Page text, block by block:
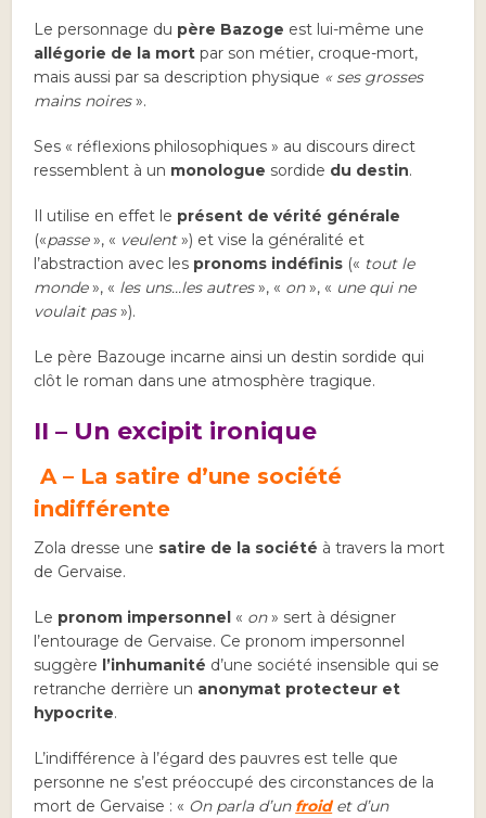
Le personnage du père Bazoge est lui-même une
allégorie de la mort par son métier, croque-mort,
mais aussi par sa description physique « ses grosses
mains noires».
Ses « réflexions philosophiques » au discours direct
ressemblent à un monologue sordide du destin.
Il utilise en effet le présent de vérité générale
(«passe», « veulent») et vise la généralité et
l’abstraction avec les pronoms indéfinis (« tout le
monde», « les uns…les autres», « on», « une qui ne
voulait pas»).
Le père Bazouge incarne ainsi un destin sordide qui
clôt le roman dans une atmosphère tragique.
II – Un excipit ironique
A – La satire d’une société
indifférente
Zola dresse une satire de la société à travers la mort
de Gervaise.
Le pronom impersonnel « on» sert à désigner
l’entourage de Gervaise. Ce pronom impersonnel
suggère l’inhumanité d’une société insensible qui se
retranche derrière un anonymat protecteur et
hypocrite.
L’indifférence à l’égard des pauvres est telle que
personne ne s’est préoccupé des circonstances de la
mort de Gervaise : « On parla d’un froidet d’un